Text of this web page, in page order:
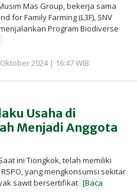
Musim Mas Group, bekerja sama
for Family Farming (L3F), SNV
Program Biodiverse
2024 | 16:47 WIB
InfoSAWIT
Usaha di
Menjadi Anggota
ini Tiongkok, telah memiliki
yang mengkonsumsi sekitar
sawit bersertifikat [Baca